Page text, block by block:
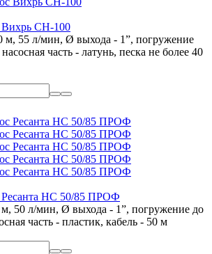
СН-100
м, 55 л/мин, Ø выхода - 1”, погружение
часть - латунь, песка не более 40
НС 50/85 ПРОФ
50 л/мин, Ø выхода - 1”, погружение до
часть - пластик, кабель - 50 м